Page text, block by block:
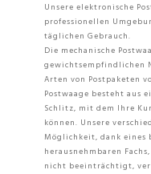
Unsere elektronische
professionellen
täglichen Gebrauch.
Die mechanische
gewichtsempfindlichen
Arten von Postpaketen
Postwaage besteht aus
Schlitz, mit dem Ihre
können. Unsere
Möglichkeit, dank eines
herausnehmbaren
nicht beeinträchtigt,